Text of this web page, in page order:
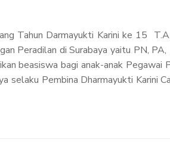
Tahun Darmayukti Karini ke 15
Peradilan di Surabaya yaitu PN,
beasiswa bagi anak-anak Pegawai
selaku Pembina Dharmayukti Karini